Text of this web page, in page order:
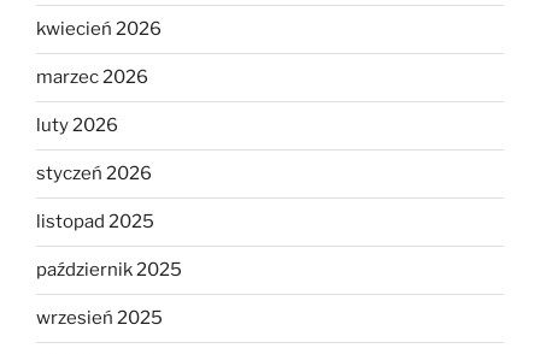
kwiecień 2026
marzec 2026
luty 2026
styczeń 2026
listopad 2025
październik 2025
wrzesień 2025